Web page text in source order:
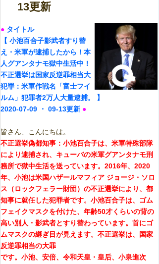
13更新
● タイトル
【 小池百合子影武者すり替
え・米軍が逮捕したから！本
人グアンタナモ獄中生活中！
不正選挙は国家反逆罪相当大
犯罪：米軍作戦名「富士フイ
ルム」犯罪者2万人大量逮捕。
】
2020-07-09 ・ 09-13更新 ●
皆さん、こんにちは。
不正選挙偽都知事：小池百合子は、米軍特殊部隊
により逮捕され、キューバの米軍グアンタナモ刑
務所で獄中生活を送っています。2016年、2020
年、小池は米国ハザールマフィア ジョージ・ソロ
ス（ロックフェラー財団）の不正選挙により、都
知事に就任した犯罪者です。小池百合子は、ゴム
フェイクマスクを付けた、年齢50才くらいの背の
高い別人・影武者とすり替わっています。首にゴ
ムマスクの継ぎ目が見えます。不正選挙は、国家
反逆罪相当の大罪
です。小池、安倍、令和天皇・皇后、小泉進次